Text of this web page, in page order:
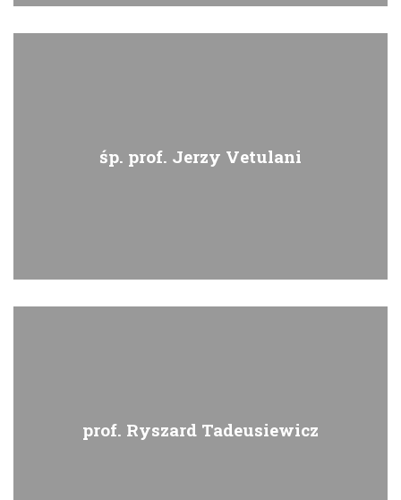
śp. prof. Jerzy Vetulani
prof. Ryszard Tadeusiewicz